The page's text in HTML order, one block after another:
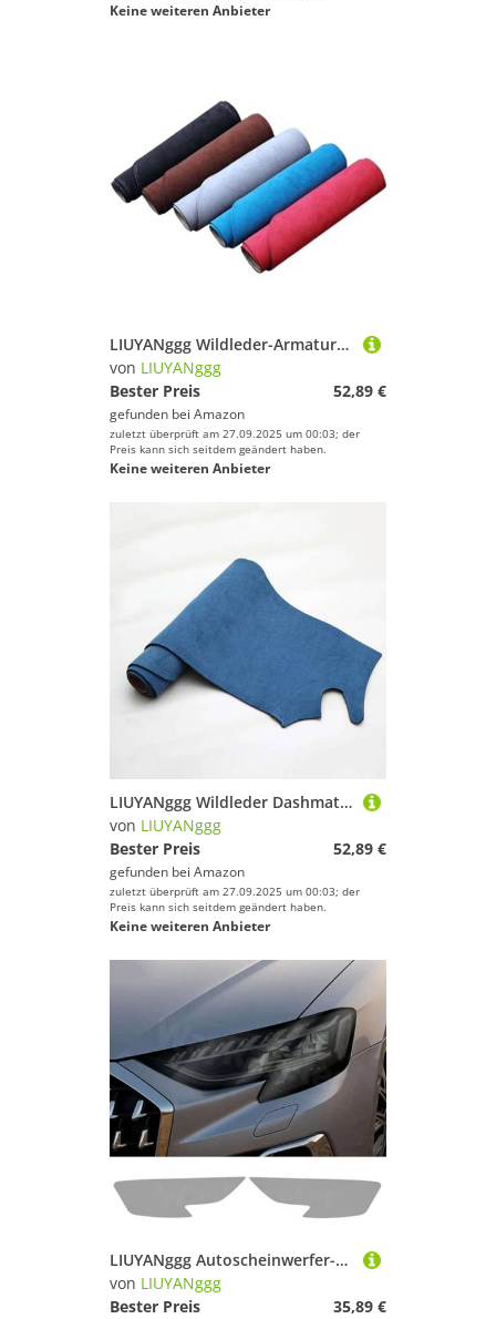
Keine weiteren Anbieter
LIUYANggg Wildleder-Armaturenbrettmatte, Armaturenbrett-Pad, Teppich, passend für SAIC Maxus LDV V90 Deliver 9 Euro 6 L3 H3 2019–2022
von LIUYANggg
Bester Preis
52,89 €
gefunden bei Amazon
zuletzt überprüft am 27.09.2025 um 00:03; der
Preis kann sich seitdem geändert haben.
Keine weiteren Anbieter
LIUYANggg Wildleder Dashmat Dash Mat Cover Dashboard Pad Teppich, passend für Nissan Tiida C11 2004–2011 Tiida Latio Versa Trazo Limousine
von LIUYANggg
Bester Preis
52,89 €
gefunden bei Amazon
zuletzt überprüft am 27.09.2025 um 00:03; der
Preis kann sich seitdem geändert haben.
Keine weiteren Anbieter
LIUYANggg Autoscheinwerfer-Schutzfolie, Frontlicht, transparent, geräucherter schwarzer TPU-Aufkleber, passend für Audi A8 2022 Facelift 2023 S8 D5 4N
von LIUYANggg
Bester Preis
35,89 €